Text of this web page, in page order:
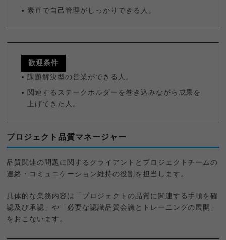
素直で自己管理がしっかりできる人。
歓迎条件
課題解決型の営業ができる人。
関連するステークホルダーを巻き込みながら成果を
上げてきた人。
プロジェクト品質マネージャー
品質関連の問題に関するクライアントとプロジェクトチームの
連絡・コミュニケーション維持の役割を担当します。
具体的な業務内容は「プロジェクトの品質に関連する手順を確
認及び承認」や「必要な認識品質会議とトレーニングの展開」
をおこないます。